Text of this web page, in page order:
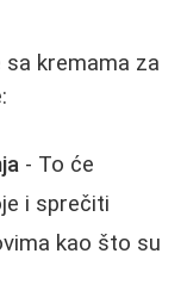
kremama za
- To će
i sprečiti
kao što su